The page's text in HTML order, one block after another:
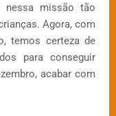
nessa missão tão
Agora, com
temos certeza de
para conseguir
acabar com